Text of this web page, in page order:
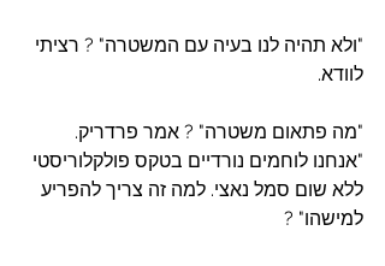
"ולא תהיה לנו בעיה עם המשטרה" ? רציתי
לוודא.
"מה פתאום משטרה" ? אמר פרדריק.
"אנחנו לוחמים נורדיים בטקס פולקלוריסטי
ללא שום סמל נאצי. למה זה צריך להפריע
למישהו" ?